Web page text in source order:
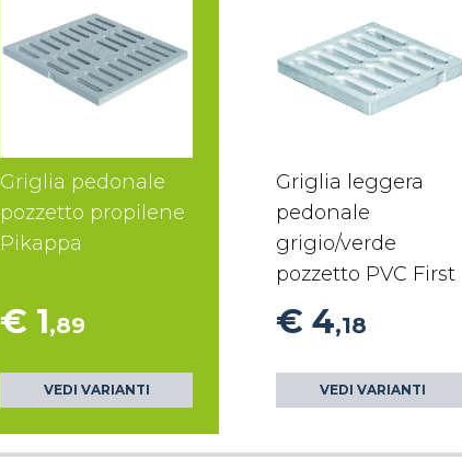
Griglia pedonale
pozzetto propilene
Pikappa
€ 1,89
VEDI VARIANTI
Griglia leggera
pedonale
grigio/verde
pozzetto PVC First
€ 4,18
VEDI VARIANTI